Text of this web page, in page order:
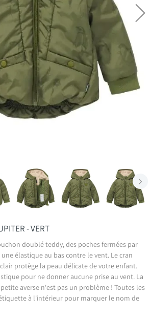
- VERT
doublé teddy, des poches fermées par
élastique au bas contre le vent. Le cran
protège la peau délicate de votre enfant.
pour ne donner aucune prise au vent. La
petite averse n'est pas un problème ! Toutes les
à l'intérieur pour marquer le nom de